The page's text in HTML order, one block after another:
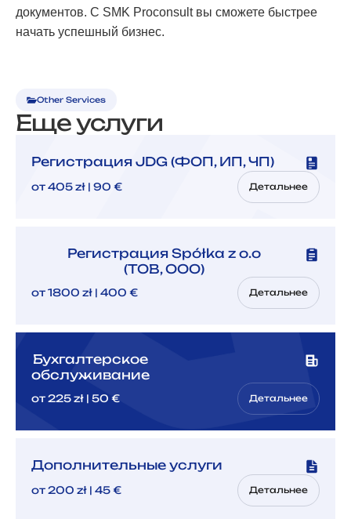
документов. С SMK Proconsult вы сможете быстрее
начать успешный бизнес.
Other Services
Еще услуги
Регистрация JDG (ФОП, ИП, ЧП)
от 405 zł | 90 € Детальнее
Регистрация Spółka z o.o
(ТОВ, ООО)
от 1800 zł | 400 € Детальнее
Бухгалтерское
обслуживание
от 225 zł | 50 € Детальнее
Дополнительные услуги
от 200 zł | 45 € Детальнее